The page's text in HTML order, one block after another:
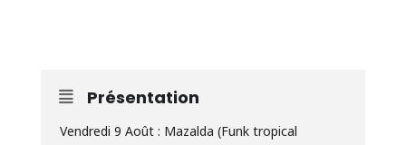
Présentation
Vendredi 9 Août : Mazalda (Funk tropical